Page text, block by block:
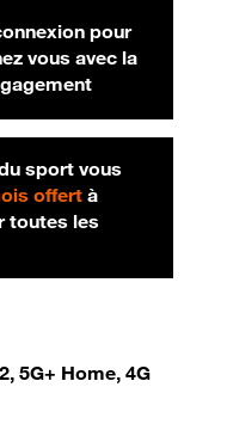
pour
vous avec la
sport vous
offertà
toutes les
5G+ Home, 4G